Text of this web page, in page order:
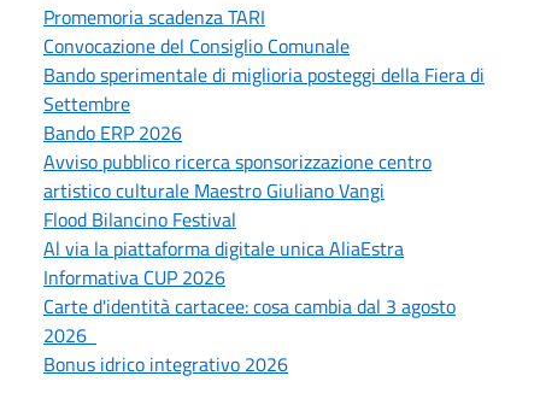
Promemoria scadenza TARI
Convocazione del Consiglio Comunale
Bando sperimentale di miglioria posteggi della Fiera di
Settembre
Bando ERP 2026
Avviso pubblico ricerca sponsorizzazione centro
artistico culturale Maestro Giuliano Vangi
Flood Bilancino Festival
Al via la piattaforma digitale unica AliaEstra
Informativa CUP 2026
Carte d'identità cartacee: cosa cambia dal 3 agosto
2026
Bonus idrico integrativo 2026